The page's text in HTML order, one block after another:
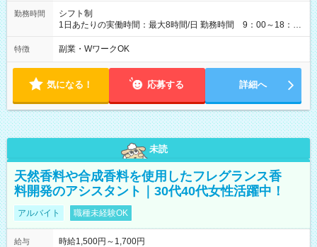
勤務時間
シフト制
1日あたりの実働時間：最大8時間/日 勤務時間 9：00～18：
00(実働8h、休憩1h) 土日祝含む週3日～OK、シフト制 ※もちろ
ん週5日勤務もOK♪ 勤務期間：2026年8月12日～9月9日※リスト
特徴 副業・WワークOK
気になる！ 応募する 詳細へ
未読
天然香料や合成香料を使用したフレグランス香
料開発のアシスタント｜30代40代女性活躍中！
アルバイト 職種未経験OK
給与
時給1,500円～1,700円